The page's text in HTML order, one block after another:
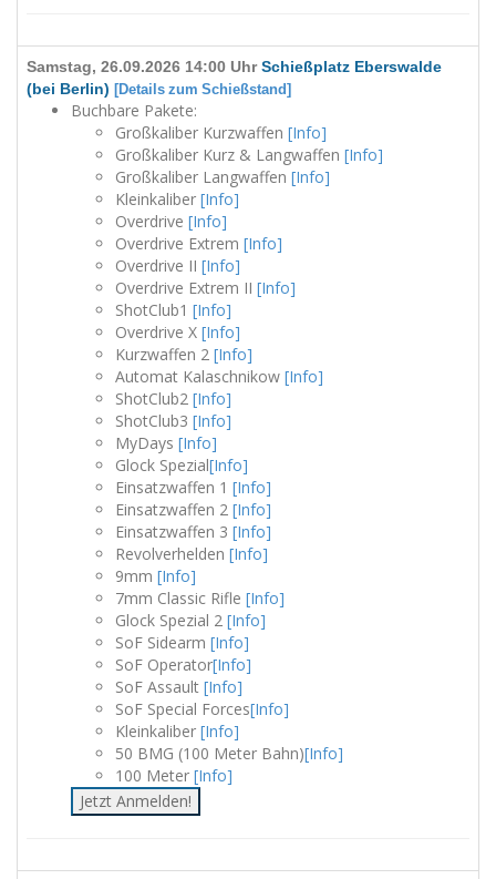
Samstag, 26.09.2026 14:00 Uhr Schießplatz Eberswalde
(bei Berlin) [Details zum Schießstand]
Buchbare Pakete:
Großkaliber Kurzwaffen [Info]
Großkaliber Kurz & Langwaffen [Info]
Großkaliber Langwaffen [Info]
Kleinkaliber [Info]
Overdrive [Info]
Overdrive Extrem [Info]
Overdrive II [Info]
Overdrive Extrem II [Info]
ShotClub1 [Info]
Overdrive X [Info]
Kurzwaffen 2 [Info]
Automat Kalaschnikow [Info]
ShotClub2 [Info]
ShotClub3 [Info]
MyDays [Info]
Glock Spezial[Info]
Einsatzwaffen 1 [Info]
Einsatzwaffen 2 [Info]
Einsatzwaffen 3 [Info]
Revolverhelden [Info]
9mm [Info]
7mm Classic Rifle [Info]
Glock Spezial 2 [Info]
SoF Sidearm [Info]
SoF Operator[Info]
SoF Assault [Info]
SoF Special Forces[Info]
Kleinkaliber [Info]
50 BMG (100 Meter Bahn)[Info]
100 Meter [Info]
Jetzt Anmelden!